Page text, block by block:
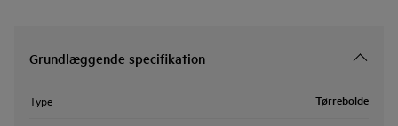
Grundlæggende specifikation
Type Tørrebolde